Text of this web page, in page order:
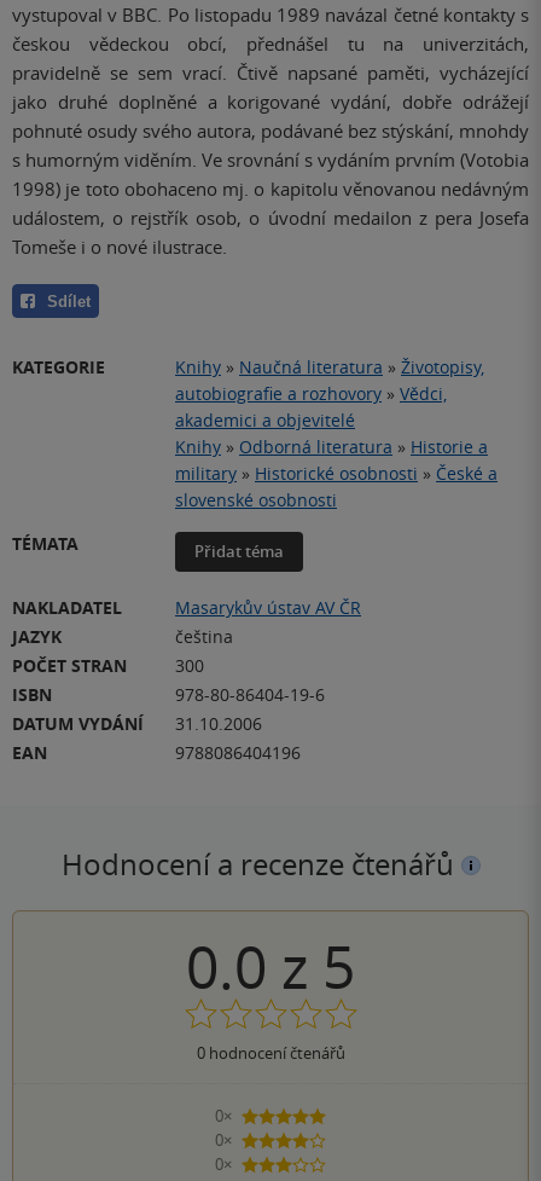
vystupoval v BBC. Po listopadu 1989 navázal četné kontakty s
českou vědeckou obcí, přednášel tu na univerzitách,
pravidelně se sem vrací. Čtivě napsané paměti, vycházející
jako druhé doplněné a korigované vydání, dobře odrážejí
pohnuté osudy svého autora, podávané bez stýskání, mnohdy
s humorným viděním. Ve srovnání s vydáním prvním (Votobia
1998) je toto obohaceno mj. o kapitolu věnovanou nedávným
událostem, o rejstřík osob, o úvodní medailon z pera Josefa
Tomeše i o nové ilustrace.
Sdílet
KATEGORIE Knihy » Naučná literatura » Životopisy,
autobiografie a rozhovory » Vědci,
akademici a objevitelé
Knihy » Odborná literatura » Historie a
military » Historické osobnosti » České a
slovenské osobnosti
TÉMATA
Přidat téma
NAKLADATEL
Masarykův ústav AV ČR
JAZYK
čeština
POČET STRAN
300
ISBN
978-80-86404-19-6
DATUM VYDÁNÍ
31.10.2006
EAN
9788086404196
Hodnocení a recenze čtenářů
0.0 z 5
0hodnocení čtenářů
0×
5 hvězdiček
0×
4 hvězdičky
0×
3 hvězdičky